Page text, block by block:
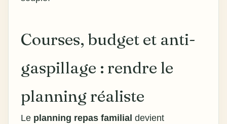
Courses, budget et anti-
gaspillage : rendre le
planning réaliste
Le planning repas familial devient